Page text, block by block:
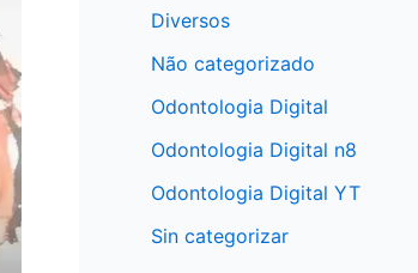
Diversos
Não categorizado
Odontologia Digital
Odontologia Digital n8
Odontologia Digital YT
Sin categorizar